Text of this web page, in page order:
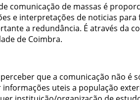
comunicação de massas é
e interpretações de noticias para
a redundância. É através da
de Coimbra.
perceber quea comunicação não é
informações uteis a população